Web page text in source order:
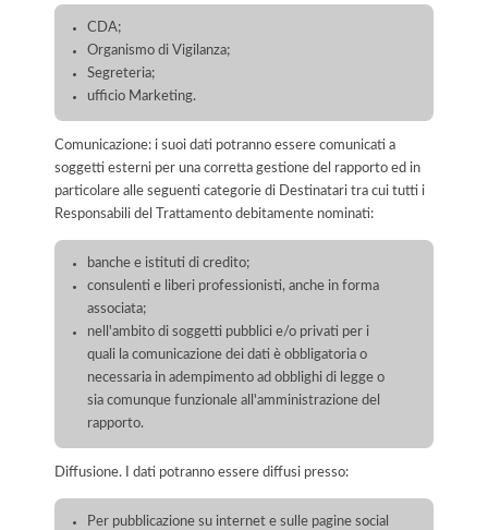
CDA;
Organismo di Vigilanza;
Segreteria;
ufficio Marketing.
Comunicazione: i suoi dati potranno essere comunicati a
soggetti esterni per una corretta gestione del rapporto ed in
particolare alle seguenti categorie di Destinatari tra cui tutti i
Responsabili del Trattamento debitamente nominati:
banche e istituti di credito;
consulenti e liberi professionisti, anche in forma
associata;
nell'ambito di soggetti pubblici e/o privati per i
quali la comunicazione dei dati è obbligatoria o
necessaria in adempimento ad obblighi di legge o
sia comunque funzionale all'amministrazione del
rapporto.
Diffusione. I dati potranno essere diffusi presso:
Per pubblicazione su internet e sulle pagine social